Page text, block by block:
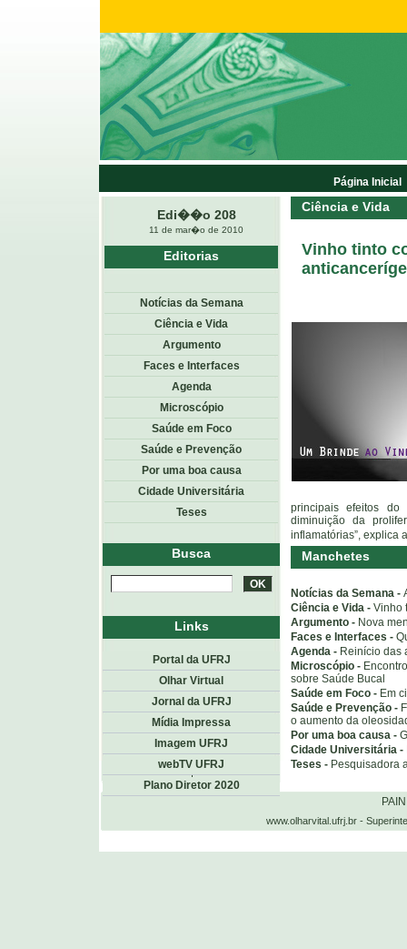
Edi��o 208
11 de mar�o de 2010
Ciência e Vida
Vinho tinto
principais efeitos do
diminuição da
inflamatórias”, explica
Manchetes
Notícias da Semana -
Ciência e Vida - Vinho
Argumento - Nova
Faces e Interfaces -
Agenda - Reinício das
Microscópio -
sobre Saúde Bucal
Saúde em Foco - Em
Saúde e Prevenção -
o aumento da
Por uma boa causa -
Cidade Universitária -
Teses - Pesquisadora
Editorias
Notícias da Semana
Ciência e Vida
Argumento
Faces e Interfaces
Agenda
Microscópio
Saúde em Foco
Saúde e Prevenção
Por uma boa causa
Cidade Universitária
Teses
Busca
Página Inicial
Links
Portal da UFRJ
Olhar Virtual
Jornal da UFRJ
Mídia Impressa
Imagem UFRJ
webTV UFRJ
Plano Diretor 2020
<< voltar Topo
www.olharvital.ufrj.br -